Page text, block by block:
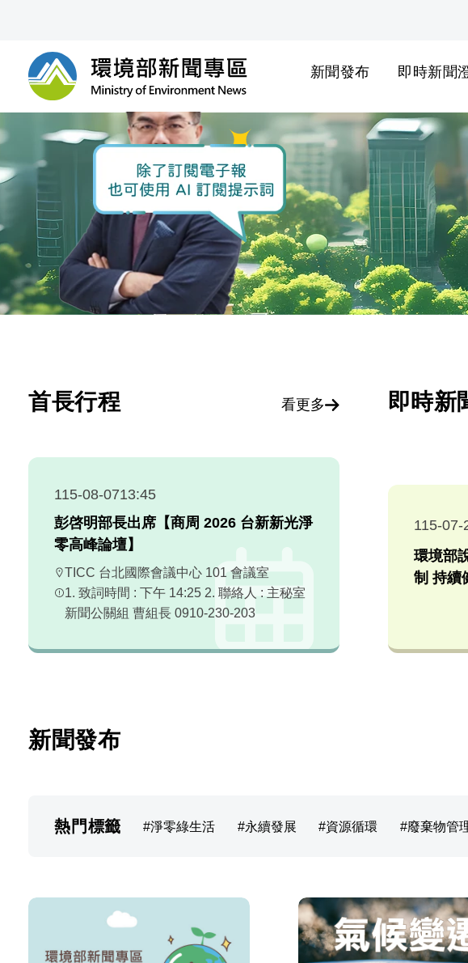
環境部新聞專區
新聞發布 即時新聞
首長行程 看更多
115-08-0713:45
彭啓明部長出席【商周 2026 台新新光淨
零高峰論壇】
TICC 台北國際會議中心 101 會議室
1. 致詞時間 : 下午 14:25 2. 聯絡人 : 主秘室
新聞公關組 曹組長 0910-230-203
即時新
115-07-
環境部
制 持續
新聞發布
熱門標籤 淨零綠生活 永續發展 資源循環 廢棄物管